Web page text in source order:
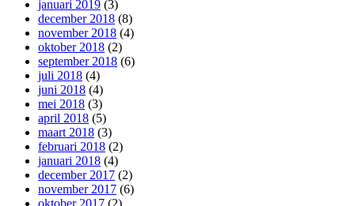
januari 2019 (3)
december 2018 (8)
november 2018 (4)
oktober 2018 (2)
september 2018 (6)
juli 2018 (4)
juni 2018 (4)
mei 2018 (3)
april 2018 (5)
maart 2018 (3)
februari 2018 (2)
januari 2018 (4)
december 2017 (2)
november 2017 (6)